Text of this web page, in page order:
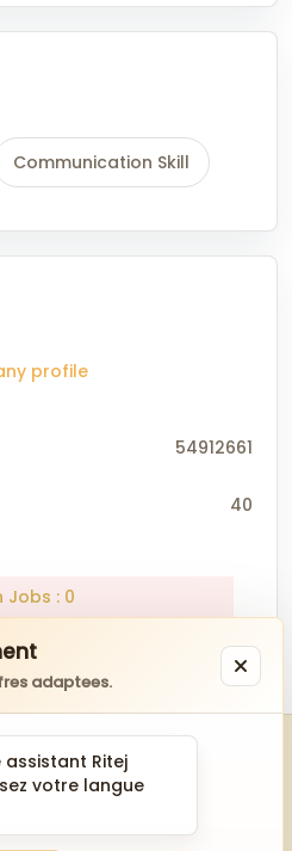
Communication Skill
profile
54912661
40
Jobs : 0
adaptees.
assistant Ritej
votre langue